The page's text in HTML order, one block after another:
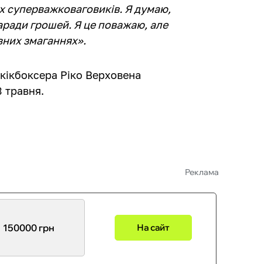
суперважковаговиків. Я думаю,
грошей. Я це поважаю, але
змаганнях».
Ріко Верховена
травня.
Реклама
150000 грн На сайт